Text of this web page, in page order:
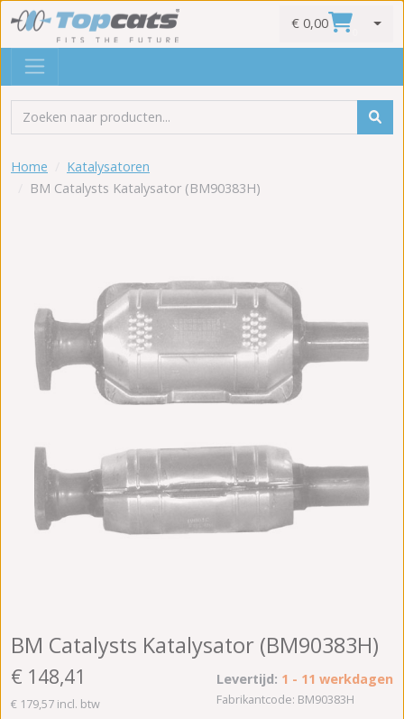
€ 0,00
Home
Katalysatoren
BM Catalysts Katalysator (BM90383H)
BM Catalysts Katalysator (BM90383H)
€ 148,41
€ 179,57 incl. btw
Levertijd: 1 - 11 werkdagen
Fabrikantcode: BM90383H